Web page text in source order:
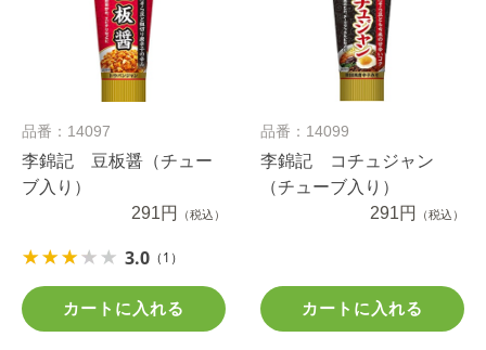
品番：14097
李錦記 豆板醤（チュー
ブ入り）
291円
（税込）
3.0 （1）
カートに入れる
品番：14099
李錦記 コチュジャン
（チューブ入り）
291円
（税込）
カートに入れる